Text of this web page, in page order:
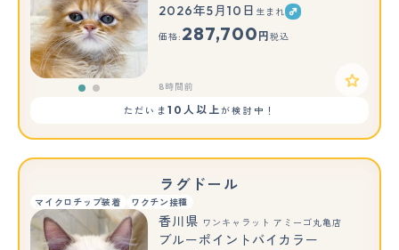
もっと見る
2026年5月10日 生まれ
価格: 287,700 円 税込
8時間前
ただいま 10人以上が検討中！
ラグドール
マイクロチップ装着 ワクチン接種
香川県 ワンキャラット アミーゴ丸亀店
ブルーポイントバイカラー